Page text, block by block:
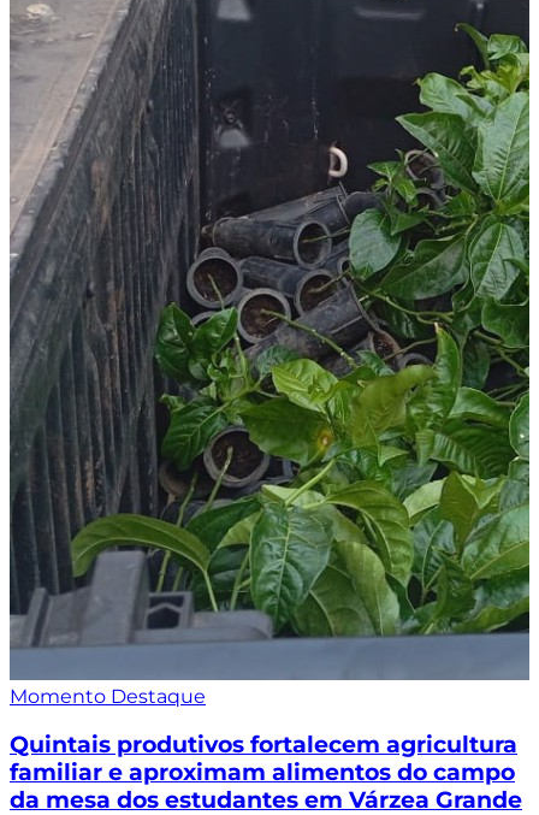
Momento Destaque
Quintais produtivos fortalecem agricultura
familiar e aproximam alimentos do campo
da mesa dos estudantes em Várzea Grande